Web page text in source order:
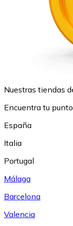
Nuestras tiendas
Encuentra tu
España
Italia
Portugal
Málaga
Barcelona
Valencia